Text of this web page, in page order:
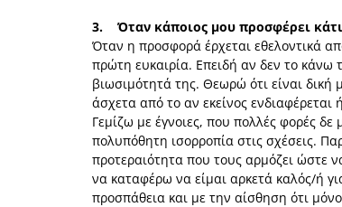
3. Όταν κάποιος μου προσφέρει
Όταν η προσφορά έρχεται εθελοντικά
πρώτη ευκαιρία. Επειδή αν δεν το κάνω
βιωσιμότητά της. Θεωρώ ότι είναι
άσχετα από το αν εκείνος
Γεμίζω με έγνοιες, που πολλές φορές
πολυπόθητη ισορροπία στις σχέσεις.
προτεραιότητα που τους αρμόζει ώστε
να καταφέρω να είμαι αρκετά καλός/ή
προσπάθεια και με την αίσθηση ότι